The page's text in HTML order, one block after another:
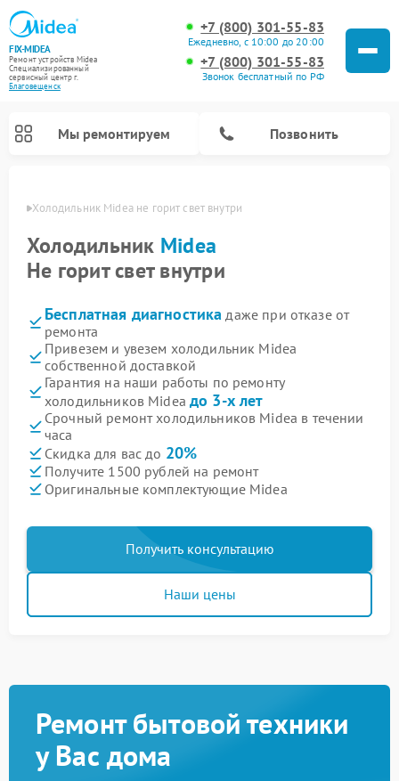
FIX-MIDEA
Ремонт устройств Midea
Специализированный
cервисный центр г.
Благовещенск
+7 (800) 301-55-83
Ежедневно, с 10:00 до 20:00
+7 (800) 301-55-83
Звонок бесплатный по РФ
Мы ремонтируем Позвонить
Холодильник Midea не горит свет внутри
Холодильник Midea
Не горит свет внутри
Бесплатная диагностика даже при отказе от
ремонта
Привезем и увезем холодильник Midea
собственной доставкой
Гарантия на наши работы по ремонту
холодильников Mideaдо 3-х лет
Срочный ремонт холодильников Midea в течении
часа
Скидка для вас до 20%
Получите 1500 рублей на ремонт
Оригинальные комплектующие Midea
Получить консультацию
Наши цены
Ремонт бытовой техники
у Вас дома